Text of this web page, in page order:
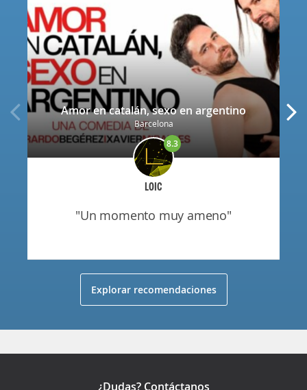
Amor en catalán, sexo en argentino
Barcelona
LOIC
8.3
"un momento muy ameno"
Explorar recomendaciones
¿Dudas? Contáctanos